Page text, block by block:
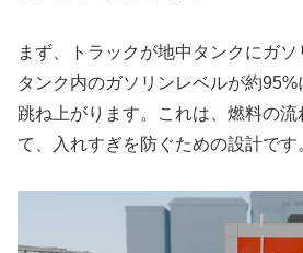
まず、トラックが地中タンクにガソ
タンク内のガソリンレベルが約
跳ね上がります。これは、燃料の
て、入れすぎを防ぐための設計です